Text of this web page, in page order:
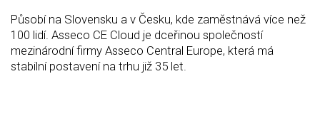
Působí na Slovensku a v Česku, kde zaměstnává více než
100 lidí. Asseco CE Cloud je dceřinou společností
mezinárodní firmy Asseco Central Europe, která má
stabilní postavení na trhu již 35 let.